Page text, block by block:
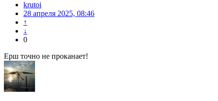
krutoi
28 апреля 2025, 08:46
↑
↓
0
Ерш точно не проканает!